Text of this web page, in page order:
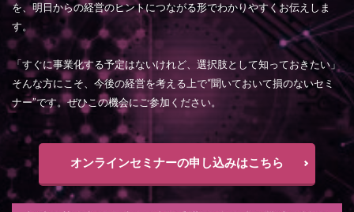
を、明日からの経営のヒントにつながる形でわかりやすくお伝えしま
す。
「すぐに事業化する予定はないけれど、選択肢として知っておきたい」
そんな方にこそ、今後の経営を考える上で“聞いておいて損のないセミ
ナー”です。ぜひこの機会にご参加ください。
オンラインセミナーの申し込みはこちら